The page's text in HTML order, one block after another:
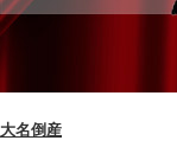
大名倒産